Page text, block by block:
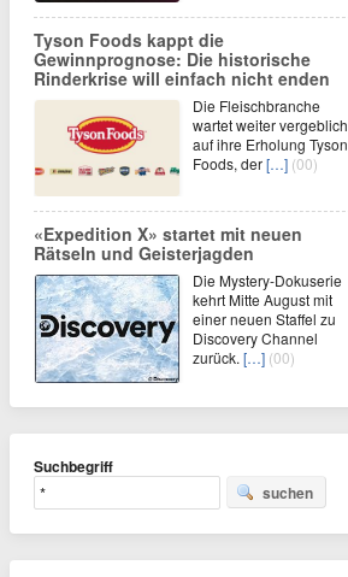
Tyson Foods kappt die
Gewinnprognose: Die historische
Rinderkrise will einfach nicht enden
Die Fleischbranche
wartet weiter vergeblich
auf ihre Erholung Tyson
Foods, der[…] (00)
«Expedition X» startet mit neuen
Rätseln und Geisterjagden
Die Mystery-Dokuserie
kehrt Mitte August mit
einer neuen Staffel zu
Discovery Channel
zurück. […] (00)
Suchbegriff
suchen